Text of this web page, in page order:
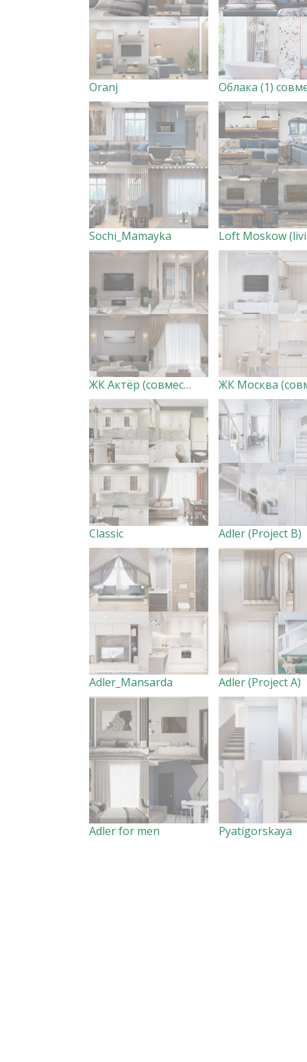
Oranj
Sochi_Mamayka
ЖК Актёр (совместно с дизайн-студией Creazon)
Classic Adler (Project B)
Adler_Mansarda Adler (Project A)
Adler for men Pyatigorskaya